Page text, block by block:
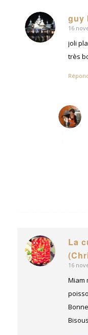
guy
dit
:
16
joli
très
La
dit
:
16
Miam
Bisous